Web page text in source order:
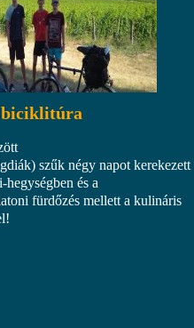
biciklitúra
szűk négy napot kerekezett
és a
fürdőzés mellett a kulináris